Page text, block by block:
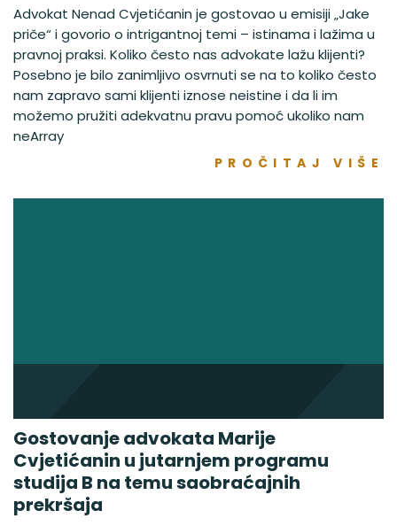
Advokat Nenad Cvjetićanin je gostovao u emisiji „Jake
priče“ i govorio o intrigantnoj temi – istinama i lažima u
pravnoj praksi. Koliko često nas advokate lažu klijenti?
Posebno je bilo zanimljivo osvrnuti se na to koliko često
nam zapravo sami klijenti iznose neistine i da li im
možemo pružiti adekvatnu pravu pomoć ukoliko nam
neArray
PROČITAJ VIŠE
Gostovanje advokata Marije
Cvjetićanin u jutarnjem programu
studija B na temu saobraćajnih
prekršaja